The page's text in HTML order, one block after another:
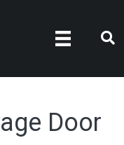
Door